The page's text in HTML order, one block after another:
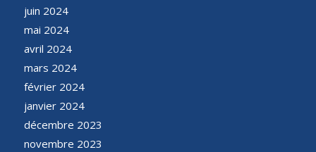
juin 2024
mai 2024
avril 2024
mars 2024
février 2024
janvier 2024
décembre 2023
novembre 2023